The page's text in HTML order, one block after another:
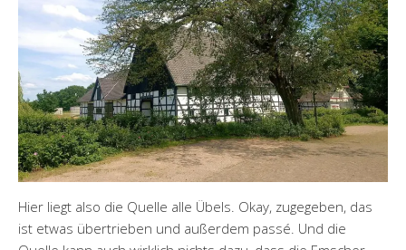
Hier liegt also die Quelle alle Übels. Okay, zugegeben, das
ist etwas übertrieben und außerdem passé. Und die